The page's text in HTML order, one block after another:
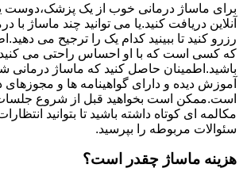
برای ماساژ درمانی خوب از یک پزشک،دوست
آنلاین دریافت کنید.یا می توانید چند ماساژ با
رزرو کنید تا ببینید کدام یک را ترجیح می
که کسی است که با او احساس راحتی می کنید تا
باشید.اطمینان حاصل کنید که ماساژ درمانی
آموزش دیده و دارای گواهینامه ها و مجوزهای
است.ممکن است بخواهید قبل از شروع جلسات
مکالمه ای کوتاه داشته باشید تا بتوانید
سئوالات مربوطه را بپرسید.
هزینه ماساژ چقدر است؟